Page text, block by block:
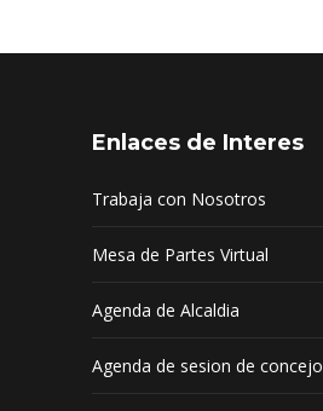
Enlaces de Interes
Trabaja con Nosotros
Mesa de Partes Virtual
Agenda de Alcaldia
Agenda de sesion de concejo